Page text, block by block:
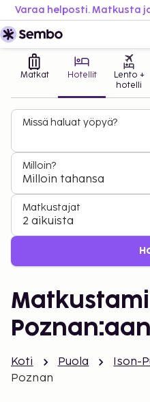
Matkat Hotellit
Lento +
hotelli
Missä haluat yöpyä?
Milloin?
Milloin tahansa
Matkustajat
2 aikuista
Poznan:aan
Koti Puola
Ison-
Poznan